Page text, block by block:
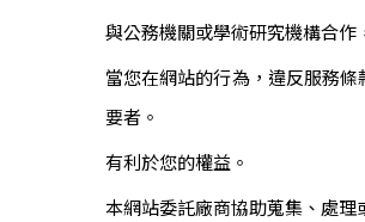
與公務機關或學術研究機構合
當您在網站的行為，違反服務
要者。
有利於您的權益。
本網站委託廠商協助蒐集、處理